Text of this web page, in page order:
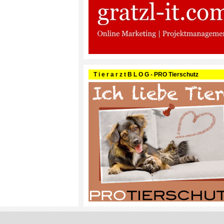
T i e r a r z t B L O G - PRO Tierschutz